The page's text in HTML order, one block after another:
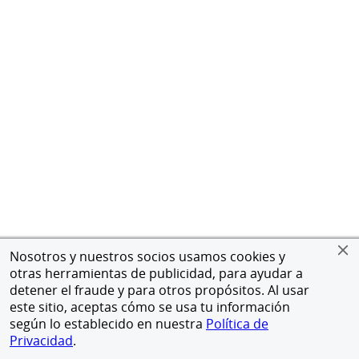
Nosotros y nuestros socios usamos cookies y
otras herramientas de publicidad, para ayudar a
detener el fraude y para otros propósitos. Al usar
este sitio, aceptas cómo se usa tu información
según lo establecido en nuestra Política de
Privacidad.